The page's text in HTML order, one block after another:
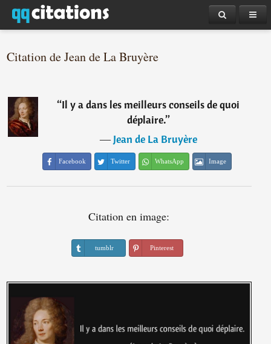
Citation de Jean de La Bruyère
“Il y a dans les meilleurs conseils de quoi
déplaire.”
―Jean de La Bruyère
Facebook Twitter WhatsApp Image
Citation en image:
tumblr Pinterest